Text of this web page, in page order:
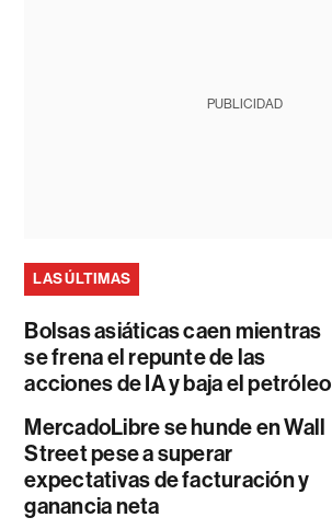
PUBLICIDAD
LAS ÚLTIMAS
Bolsas asiáticas caen mientras
se frena el repunte de las
acciones de IA y baja el petróleo
MercadoLibre se hunde en Wall
Street pese a superar
expectativas de facturación y
ganancia neta